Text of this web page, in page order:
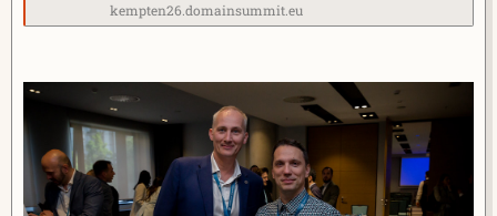
kempten26.domainsummit.eu